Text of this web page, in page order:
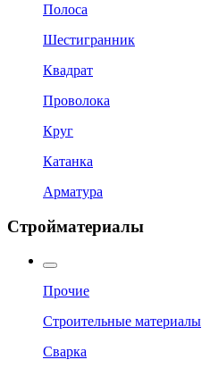
Полоса
Шестигранник
Квадрат
Проволока
Круг
Катанка
Арматура
Стройматериалы
Прочие
Строительные материалы
Сварка